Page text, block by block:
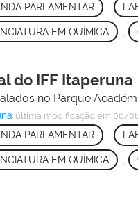
PARLAMENTAR
EM QUÍMICA
do IFF Itaperuna
no Parque
última modificação em 06/
PARLAMENTAR ,
EM QUÍMICA